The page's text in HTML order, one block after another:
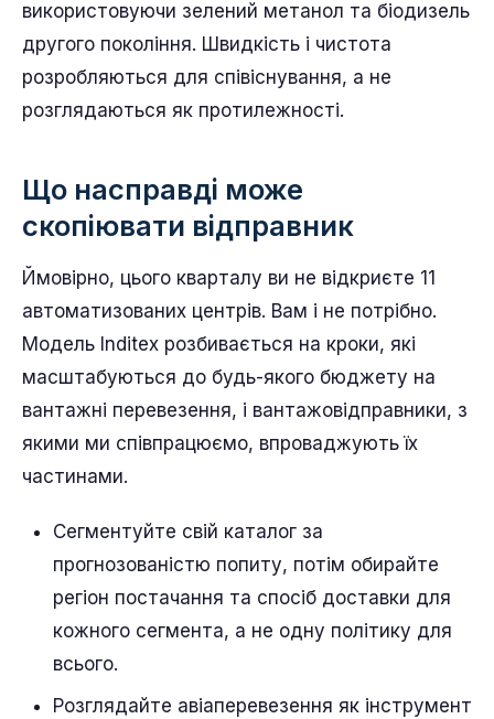
використовуючи зелений метанол та біодизель
другого покоління. Швидкість і чистота
розробляються для співіснування, а не
розглядаються як протилежності.
Що насправді може
скопіювати відправник
Ймовірно, цього кварталу ви не відкриєте 11
автоматизованих центрів. Вам і не потрібно.
Модель Inditex розбивається на кроки, які
масштабуються до будь-якого бюджету на
вантажні перевезення, і вантажовідправники, з
якими ми співпрацюємо, впроваджують їх
частинами.
Сегментуйте свій каталог за
прогнозованістю попиту, потім обирайте
регіон постачання та спосіб доставки для
кожного сегмента, а не одну політику для
всього.
Розглядайте авіаперевезення як інструмент